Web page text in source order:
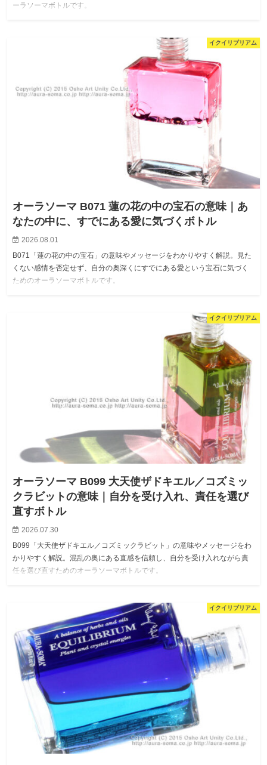
ーラソーマボトルです。
イクイリブリアム
オーラソーマ B071 蓮の花の中の宝石の意味｜あ
なたの中に、すでにある愛に気づくボトル
2026.08.01
B071「蓮の花の中の宝石」の意味やメッセージをわかりやすく解説。見た
くない感情を否定せず、自分の奥深くにすでにある愛という宝石に気づく
ためのオーラソーマボトルです。
イクイリブリアム
オーラソーマ B099 大天使ザドキエル／コズミッ
クラビットの意味｜自分を受け入れ、責任を選び
直すボトル
2026.07.30
B099「大天使ザドキエル／コズミックラビット」の意味やメッセージをわ
かりやすく解説。混乱の奥にある直感を信頼し、自分を受け入れながら責
任を選び直すためのオーラソーマボトルです。
イクイリブリアム